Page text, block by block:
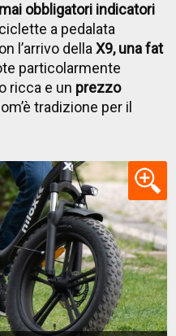
obbligatori indicatori
a pedalata
l’arrivo dellaX9, una fat
particolarmente
ricca e un prezzo
tradizione per il